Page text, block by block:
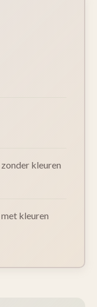
zonder kleuren
met kleuren